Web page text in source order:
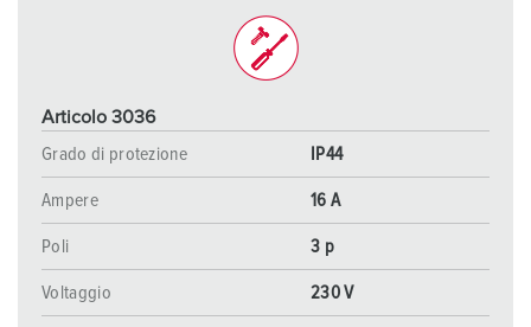
Articolo 3036
Grado di protezione
IP44
Ampere 16 A
Poli 3 p
Voltaggio 230 V